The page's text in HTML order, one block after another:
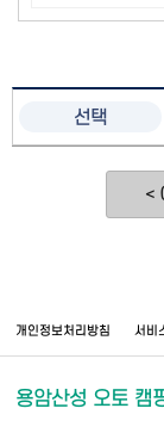
<
개인정보처리방침 서비
용암산성 오토 캠